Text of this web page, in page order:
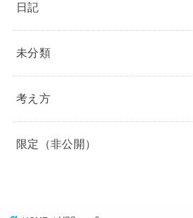
日記
未分類
考え方
限定（非公開）